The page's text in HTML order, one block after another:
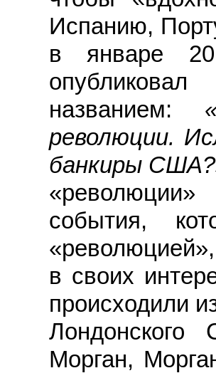
Испанию,
в январе
названием:
революции.
банкиры
события,
«революцией»,
в своих
происходили
Морган,